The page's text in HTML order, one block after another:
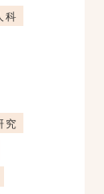
科
究